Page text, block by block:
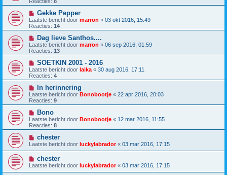
Gekke Pepper
Laatste bericht door marron « 03 okt 2016, 15:49
Reacties: 14
Dag lieve Santhos....
Laatste bericht door marron « 06 sep 2016, 01:59
Reacties: 13
SOETKIN 2001 - 2016
Laatste bericht door laika « 30 aug 2016, 17:11
Reacties: 4
In herinnering
Laatste bericht door Bonobootje « 22 apr 2016, 20:03
Reacties: 9
Bono
Laatste bericht door Bonobootje « 12 mar 2016, 11:55
Reacties: 8
chester
Laatste bericht door luckylabrador« 03 mar 2016, 17:15
chester
Laatste bericht door luckylabrador« 03 mar 2016, 17:15